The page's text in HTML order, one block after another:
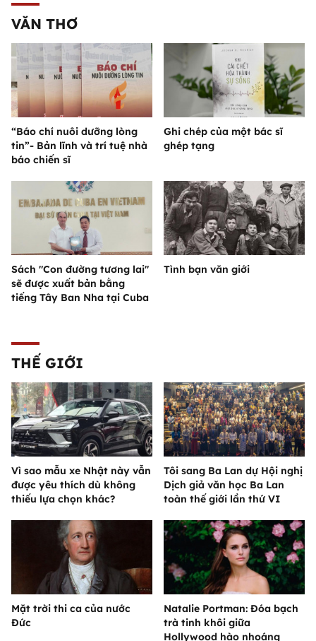
VĂN THƠ
“Báo chí nuôi dưỡng lòng
tin”- Bản lĩnh và trí tuệ nhà
báo chiến sĩ
Ghi chép của một bác sĩ
ghép tạng
Sách "Con đường tương lai"
sẽ được xuất bản bằng
tiếng Tây Ban Nha tại Cuba
Tình bạn văn giới
THẾ GIỚI
Vì sao mẫu xe Nhật này vẫn
được yêu thích dù không
thiếu lựa chọn khác?
Tôi sang Ba Lan dự Hội nghị
Dịch giả văn học Ba Lan
toàn thế giới lần thứ VI
Mặt trời thi ca của nước
Đức
Natalie Portman: Đóa bạch
trà tinh khôi giữa
Hollywood hào nhoáng